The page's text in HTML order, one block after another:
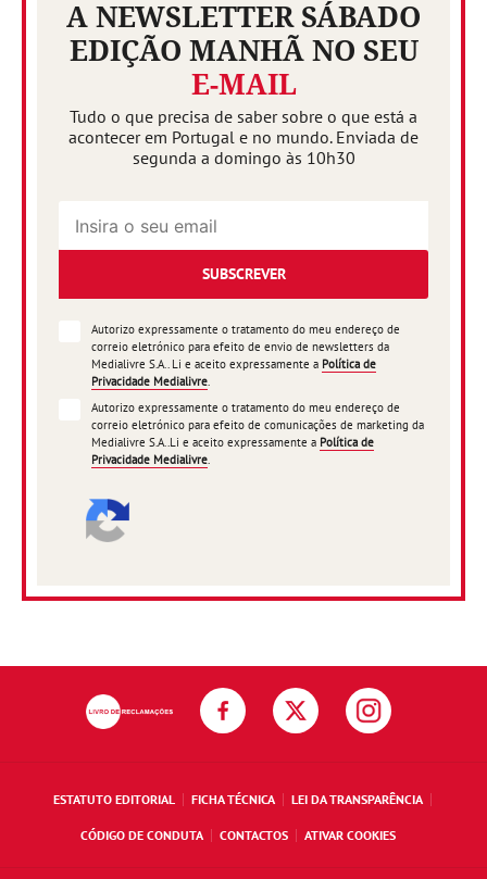
A NEWSLETTER SÁBADO
EDIÇÃO MANHÃ NO SEU
E-MAIL
Tudo o que precisa de saber sobre o que está a
acontecer em Portugal e no mundo. Enviada de
segunda a domingo às 10h30
SUBSCREVER
Autorizo expressamente o tratamento do meu endereço de
correio eletrónico para efeito de envio de newsletters da
Medialivre S.A.. Li e aceito expressamente a Política de
Privacidade Medialivre.
Autorizo expressamente o tratamento do meu endereço de
correio eletrónico para efeito de comunicações de marketing da
Medialivre S.A..Li e aceito expressamente a Política de
Privacidade Medialivre.
ESTATUTO EDITORIAL FICHA TÉCNICA LEI DA TRANSPARÊNCIA
CÓDIGO DE CONDUTA CONTACTOS ATIVAR COOKIES